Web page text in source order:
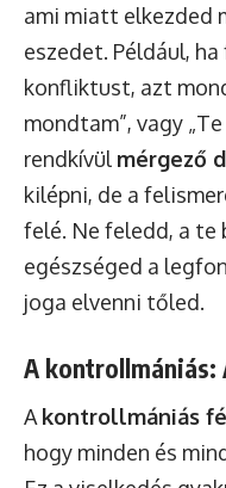
ami miatt elkezded
eszedet. Például,
konfliktust, azt
mondtam”, vagy
rendkívül mérgező
kilépni, de a
felé. Ne feledd, a te
egészséged a
joga elvenni tőled.
A kontrollmániás:
A kontrollmániás
hogy minden és